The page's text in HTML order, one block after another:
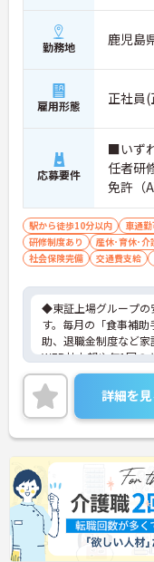
勤務地 鹿児島
雇用形態 正社員
応募要件
■いず
任者研
免許（
＞ワー
お考え
た、温
の介護
方
駅から徒歩10分以内 車通
研修制度あり
産休･育休･介
社会保険完備
交通費支給
◆東証上場グループの
す。毎月の「食事補
助、退職金制度など
WEB社内報や年1回の
風通し良く温かいコ
整っています。◆若手
躍中！短時間正社員
せた柔軟な働き方が
推進しており、復帰
度「育児休業給付金
て世代のキャリアを
ら成長！資格取得を
門知識が磨けるチー
与・役職にしっかり
が整っている環境で
す！
詳細を